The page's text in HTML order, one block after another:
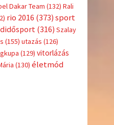
Dakar Team (132) Rali
rio 2016 (373) sport
(316) Szalay
(155) utazás (126)
(129) vitorlázás
(130) életmód